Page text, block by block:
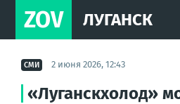
ZOV ЛУГАНСК
СМИ 2 июня 2026, 12:43
«Луганскхолод»